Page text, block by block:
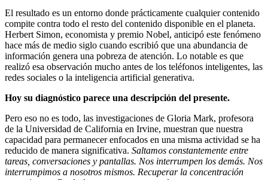
El resultado es un entorno donde prácticamente cualquier contenido
compite contra todo el resto del contenido disponible en el planeta.
Herbert Simon, economista y premio Nobel, anticipó este fenómeno
hace más de medio siglo cuando escribió que una abundancia de
información genera una pobreza de atención. Lo notable es que
realizó esa observación mucho antes de los teléfonos inteligentes, las
redes sociales o la inteligencia artificial generativa.
Hoy su diagnóstico parece una descripción del presente.
Pero eso no es todo, las investigaciones de Gloria Mark, profesora
de la Universidad de California en Irvine, muestran que nuestra
capacidad para permanecer enfocados en una misma actividad se ha
reducido de manera significativa. Saltamos constantemente entre
tareas, conversaciones y pantallas. Nos interrumpen los demás. Nos
interrumpimos a nosotros mismos. Recuperar la concentración